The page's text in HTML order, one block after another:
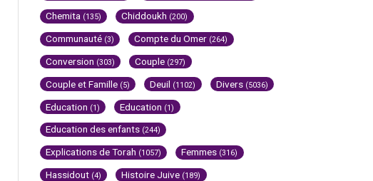
Chemita (135) Chiddoukh (200)
Communauté (3) Compte du Omer (264)
Conversion (303) Couple (297)
Couple et Famille (5) Deuil (1102) Divers (5036)
Education (1) Education (1)
Education des enfants (244)
Explications de Torah (1057) Femmes (316)
Hassidout (4) Histoire Juive (189)